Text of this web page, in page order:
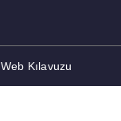
Web Kılavuzu